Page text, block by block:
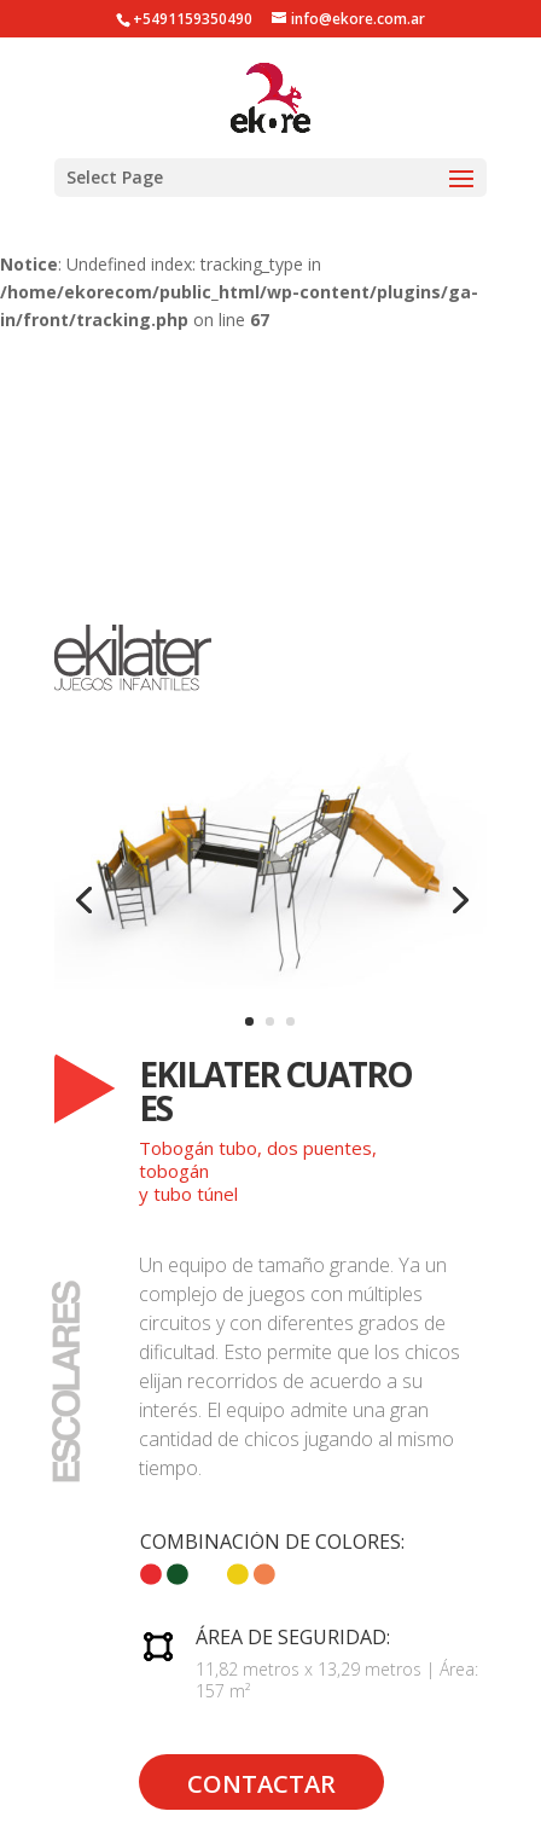
Notice: Undefined index: tracking_type in
/home/ekorecom/public_html/wp-content/plugins/ga-
/home/ekorecom/public_html/wp-content/plugins/ga-
Notice: Undefined index: tracking_type in
/home/ekorecom/public_html/wp-content/plugins/ga-
in/front/tracking.php on line 67
+5491159350490 info@ekore.com.ar
Select Page
EKILATER CUATRO
ES
Tobogán tubo, dos puentes,
tobogán
y tubo túnel
Un equipo de tamaño grande. Ya un
complejo de juegos con múltiples
circuitos y con diferentes grados de
dificultad. Esto permite que los chicos
elijan recorridos de acuerdo a su
interés. El equipo admite una gran
cantidad de chicos jugando al mismo
tiempo.
COMBINACIÓN DE COLORES:
ÁREA DE SEGURIDAD:
11,82 metros x 13,29 metros | Área:
157 m²
CONTACTAR